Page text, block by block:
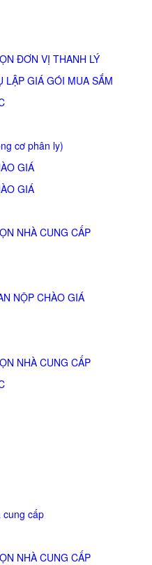
ĐƠN VỊ THANH LÝ
LẬP GIÁ GÓI MUA SẮM
cơ phân ly)
GIÁ
GIÁ
NHÀ CUNG CẤP
NỘP CHÀO GIÁ
NHÀ CUNG CẤP
cung cấp
NHÀ CUNG CẤP